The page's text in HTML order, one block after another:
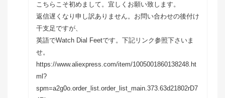
こちらこそ初めまして。宜しくお願い致します。
返信遅くなり申し訳ありません。お問い合わせの後付け
干支足ですが、
英語でWatch Dial Feetです。下記リンク参照下さいま
せ。
https://www.aliexpress.com/item/1005001860138248.ht
ml?
spm=a2g0o.order_list.order_list_main.373.63d21802rD7